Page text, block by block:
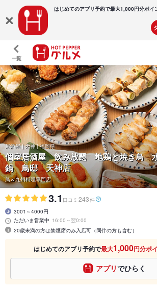
はじめてのアプリ予約で最大1,000円分ポイ
一覧
居酒屋 | 天神 | 福岡県
個室居酒屋 飲み放題 地鶏と焼き鳥
鍋 鳥邸 天神店
鳥＆九州料理専門店
3.1 口コミ 243件
3001～4000円
ただいま営業中 16:00～翌0:00
20歳未満の方は禁煙席のみ入店可（同伴の方も含む）
はじめてのアプリ予約で最大1,000円分ポ
アプリでひらく